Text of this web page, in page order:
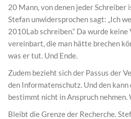
20 Mann, von denen jeder Schreiber
Stefan unwidersprochen sagt: „Ich
2010Lab schreiben.“ Da wurde
vereinbart, die man hätte brechen
was er tut. Und Ende.
Zudem bezieht sich der Passus der
den Informatenschutz. Und den
bestimmt nicht in Anspruch nehmen.
Bleibt die Grenze der Recherche.